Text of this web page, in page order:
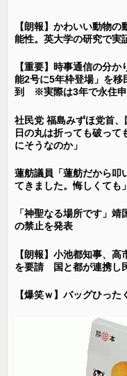
【朗報】かわいい動物
能性。英大学の研究で実
【重要】時事通信の分
能2号に5年枠登場」を移
到 ※実際は3年で永住申
社民党 福島みずほ党首
日の丸は折っても破って
にそうなのか」
蓮舫議員「蓮舫だから叩
てきました。悔しくても」
「神聖なる場所です」
の禁止を発表
【朗報】小池都知事、
を要請 国と都が連携し
【爆笑ｗ】バッグひっ